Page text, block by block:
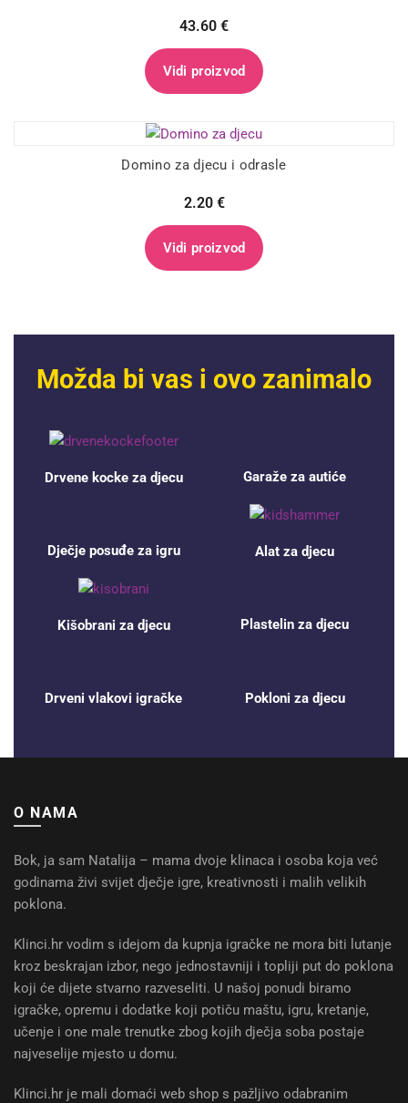
43.60 €
Vidi proizvod
Domino za djecu i odrasle
2.20 €
Vidi proizvod
Možda bi vas i ovo zanimalo
Drvene kocke za djecu Garaže za autiće
Dječje posuđe za igru Alat za djecu
Kišobrani za djecu Plastelin za djecu
Drveni vlakovi igračke Pokloni za djecu
O NAMA
Bok, ja sam Natalija – mama dvoje klinaca i osoba koja već
godinama živi svijet dječje igre, kreativnosti i malih velikih
poklona.
Klinci.hr vodim s idejom da kupnja igračke ne mora biti lutanje
kroz beskrajan izbor, nego jednostavniji i topliji put do poklona
koji će dijete stvarno razveseliti. U našoj ponudi biramo
igračke, opremu i dodatke koji potiču maštu, igru, kretanje,
učenje i one male trenutke zbog kojih dječja soba postaje
najveselije mjesto u domu.
Klinci.hr je mali domaći web shop s pažljivo odabranim